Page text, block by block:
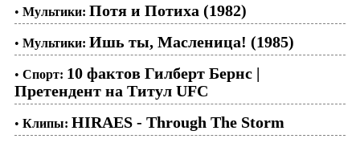
• Мультики: Потя и Потиха (1982)
• Мультики: Ишь ты, Масленица! (1985)
• Спорт: 10 фактов Гилберт Бернс |
Претендент на Титул UFC
• Клипы: HIRAES - Through The Storm